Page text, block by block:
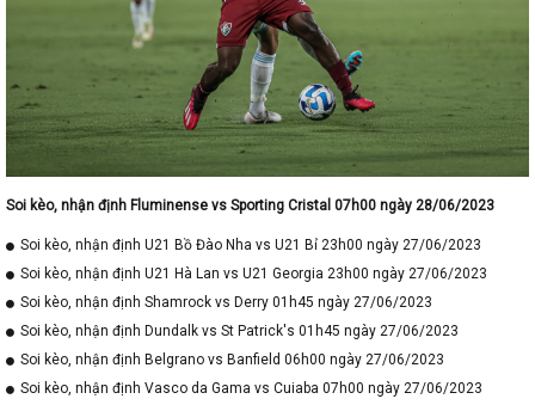
Soi kèo, nhận định Fluminense vs Sporting Cristal 07h00 ngày 28/06/2023
Soi kèo, nhận định U21 Bồ Đào Nha vs U21 Bỉ 23h00 ngày 27/06/2023
Soi kèo, nhận định U21 Hà Lan vs U21 Georgia 23h00 ngày 27/06/2023
Soi kèo, nhận định Shamrock vs Derry 01h45 ngày 27/06/2023
Soi kèo, nhận định Dundalk vs St Patrick's 01h45 ngày 27/06/2023
Soi kèo, nhận định Belgrano vs Banfield 06h00 ngày 27/06/2023
Soi kèo, nhận định Vasco da Gama vs Cuiaba 07h00 ngày 27/06/2023